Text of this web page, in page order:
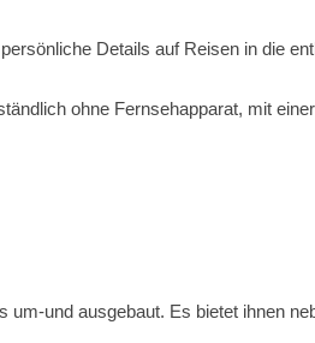
Details auf Reisen in die
ohne Fernsehapparat, mit
und ausgebaut. Es bietet ihnen